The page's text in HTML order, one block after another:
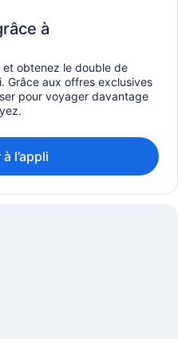
à
et obtenez le double de
Grâce aux offres exclusives
pour voyager davantage
l’appli